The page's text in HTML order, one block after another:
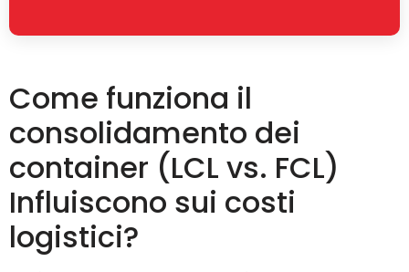
Come funziona il
consolidamento dei
container (LCL vs. FCL)
Influiscono sui costi
logistici?